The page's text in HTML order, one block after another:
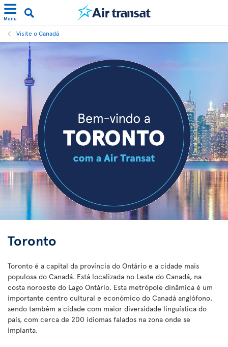
Menu
Visite o Canadá
Toronto
Toronto é a capital da província do Ontário e a cidade mais
populosa do Canadá. Está localizada no Leste do Canadá, na
costa noroeste do Lago Ontário. Esta metrópole dinâmica é um
importante centro cultural e económico do Canadá anglófono,
sendo também a cidade com maior diversidade linguística do
país, com cerca de 200 idiomas falados na zona onde se
implanta.